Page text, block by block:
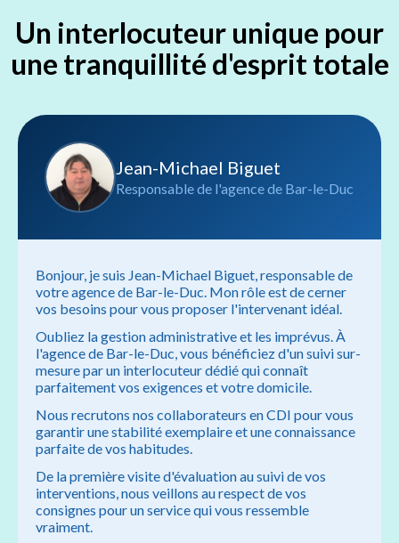
Un interlocuteur unique pour
une tranquillité d'esprit totale
Jean-Michael Biguet
Responsable de l'agence de Bar-le-Duc
Bonjour, je suis Jean-Michael Biguet, responsable de
votre agence de Bar-le-Duc. Mon rôle est de cerner
vos besoins pour vous proposer l'intervenant idéal.
Oubliez la gestion administrative et les imprévus. À
l'agence de Bar-le-Duc, vous bénéficiez d'un suivi sur-
mesure par un interlocuteur dédié qui connaît
parfaitement vos exigences et votre domicile.
Nous recrutons nos collaborateurs en CDI pour vous
garantir une stabilité exemplaire et une connaissance
parfaite de vos habitudes.
De la première visite d'évaluation au suivi de vos
interventions, nous veillons au respect de vos
consignes pour un service qui vous ressemble
vraiment.